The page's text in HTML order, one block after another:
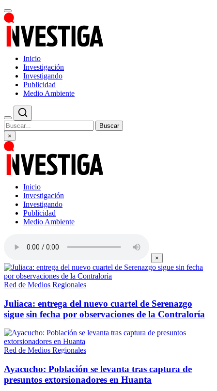
Inicio
Investigación
Investigando
Publicidad
Medio Ambiente
Buscar
×
Inicio
Investigación
Investigando
Publicidad
Medio Ambiente
×
Red de Medios Regionales
Juliaca: entrega del nuevo cuartel de Serenazgo
sigue sin fecha por observaciones de la Contraloría
Red de Medios Regionales
Ayacucho: Población se levanta tras captura de
presuntos extorsionadores en Huanta